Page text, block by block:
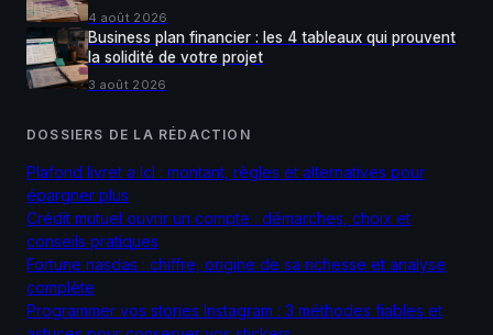
4 août 2026
Business plan financier : les 4 tableaux qui prouvent
la solidité de votre projet
3 août 2026
DOSSIERS DE LA RÉDACTION
Plafond livret a lcl : montant, règles et alternatives pour
épargner plus
Crédit mutuel ouvrir un compte : démarches, choix et
conseils pratiques
Fortune nasdas : chiffre, origine de sa richesse et analyse
complète
Programmer vos stories Instagram : 3 méthodes fiables et